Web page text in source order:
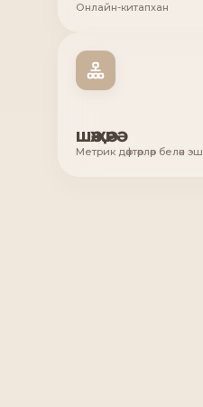
Онлайн-китапханә
ШӘҖӘРӘ
Метрик дәфтәрләр белән эш